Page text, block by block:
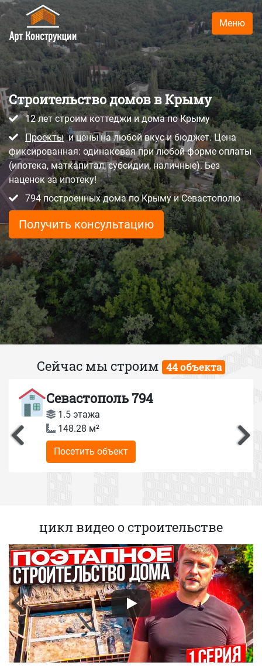
Меню
Строительство домов в Крыму
12 лет строим коттеджи и дома по Крыму
Проекты и цены на любой вкус и бюджет. Цена
фиксированная: одинаковая при любой форме оплаты
(ипотека, маткапитал, субсидии, наличные). Без
наценок за ипотеку!
794 построенных домa по Крыму и Севастополю
Получить консультацию
Сейчас мы строим 44 объекта
Севастополь 794
1.5 этажа
148.28 м²
Посетить объект
цикл видео о строительстве